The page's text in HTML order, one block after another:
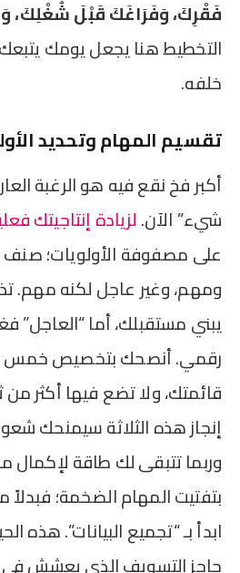
فَقْرِكَ، وَفَرَاغَكَ قَبْلَ شُغْلِكَ،
التخطيط هنا يجعل يومك
خلفه.
تقسيم المهام وتحديد
أكبر فخ نقع فيه هو الرغبة
شيء” الآن.لزيادة إنتاجيتك
على مصفوفة الأولويات؛
ومهم، وغير عاجل لكنه مهم.
يبني مستقبلك، أما “العاجل”
رقمي. أنصحك بتخصيص خمس
قائمتك، ولا تضع فيها أكثر
إنجاز هذه الثلاثة سيمنحك
وربما تتبقى لك طاقة لإكمال
بتفتيت المهام الضخمة؛ فبدلاً
ابدأ بـ “تجميع البيانات”. هذه
حاجز التسويف الذي يعشش في